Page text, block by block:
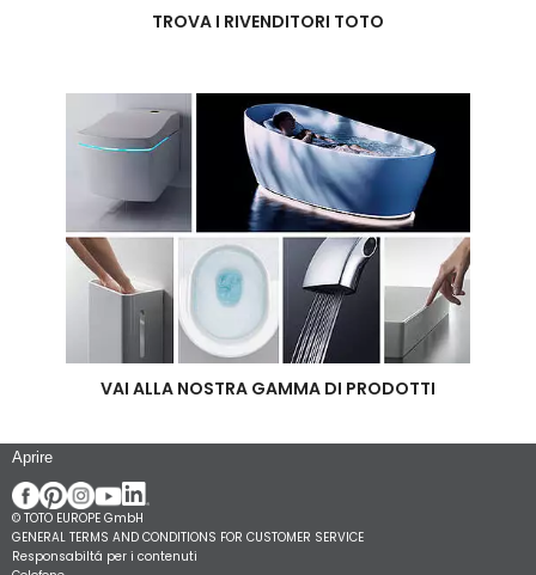
TROVA I RIVENDITORI TOTO
VAI ALLA NOSTRA GAMMA DI PRODOTTI
Aprire
© TOTO EUROPE GmbH
GENERAL TERMS AND CONDITIONS FOR CUSTOMER SERVICE
Responsabiltá per i contenuti